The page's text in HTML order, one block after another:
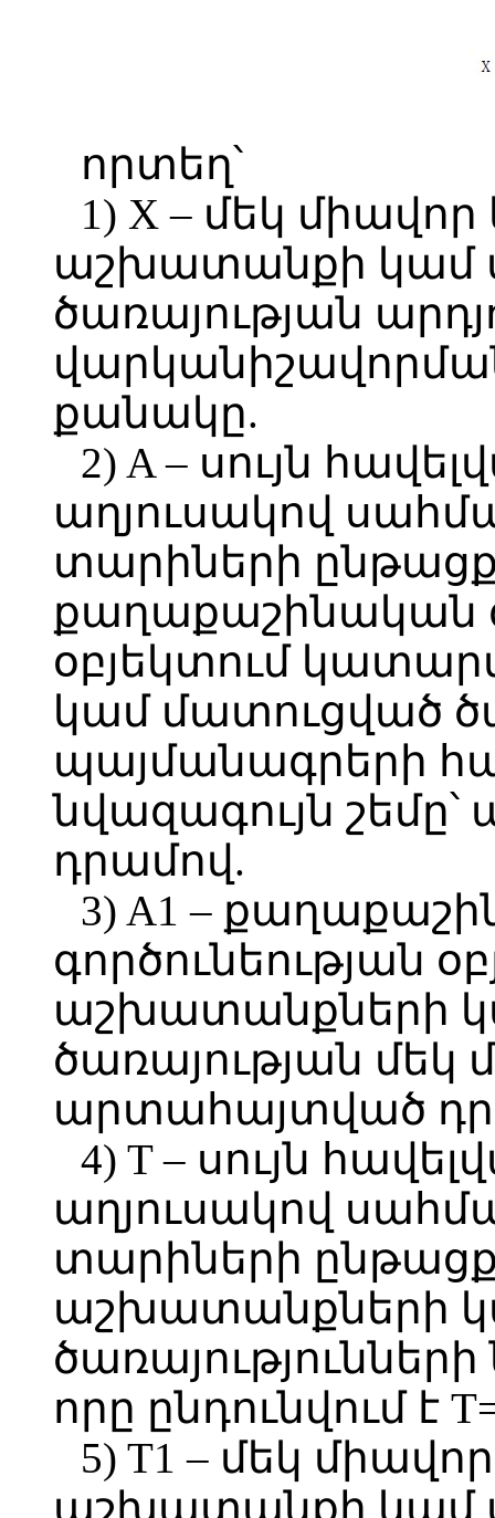
որտեղ՝
1) X – մեկ
աշխատանքի կամ
ծառայության
քանակը.
2) A – սույն
աղյուսակով
տարիների
քաղաքաշինական
օբյեկտում
կամ մատուցված
պայմանագրերի
նվազագույն
դրամով.
3) A1 –
գործունեության
աշխատանքների
ծառայության մեկ
արտահայտված
4) T – սույն
աղյուսակով
տարիների
աշխատանքների
որը ընդունվում է
5) T1 – մեկ
աշխատանքի կամ